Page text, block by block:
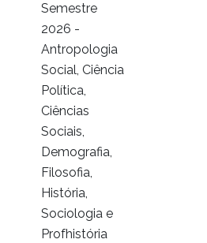
Semestre
2026 -
Antropologia
Social, Ciência
Política,
Ciências
Sociais,
Demografia,
Filosofia,
História,
Sociologia e
Profhistória